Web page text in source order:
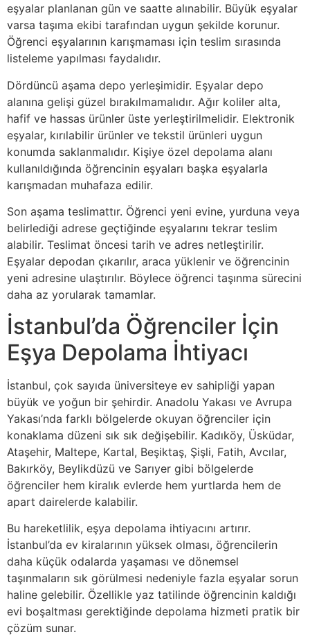
eşyalar planlanan gün ve saatte alınabilir. Büyük eşyalar
varsa taşıma ekibi tarafından uygun şekilde korunur.
Öğrenci eşyalarının karışmaması için teslim sırasında
listeleme yapılması faydalıdır.
Dördüncü aşama depo yerleşimidir. Eşyalar depo
alanına gelişi güzel bırakılmamalıdır. Ağır koliler alta,
hafif ve hassas ürünler üste yerleştirilmelidir. Elektronik
eşyalar, kırılabilir ürünler ve tekstil ürünleri uygun
konumda saklanmalıdır. Kişiye özel depolama alanı
kullanıldığında öğrencinin eşyaları başka eşyalarla
karışmadan muhafaza edilir.
Son aşama teslimattır. Öğrenci yeni evine, yurduna veya
belirlediği adrese geçtiğinde eşyalarını tekrar teslim
alabilir. Teslimat öncesi tarih ve adres netleştirilir.
Eşyalar depodan çıkarılır, araca yüklenir ve öğrencinin
yeni adresine ulaştırılır. Böylece öğrenci taşınma sürecini
daha az yorularak tamamlar.
İstanbul’da Öğrenciler İçin
Eşya Depolama İhtiyacı
İstanbul, çok sayıda üniversiteye ev sahipliği yapan
büyük ve yoğun bir şehirdir. Anadolu Yakası ve Avrupa
Yakası’nda farklı bölgelerde okuyan öğrenciler için
konaklama düzeni sık sık değişebilir. Kadıköy, Üsküdar,
Ataşehir, Maltepe, Kartal, Beşiktaş, Şişli, Fatih, Avcılar,
Bakırköy, Beylikdüzü ve Sarıyer gibi bölgelerde
öğrenciler hem kiralık evlerde hem yurtlarda hem de
apart dairelerde kalabilir.
Bu hareketlilik, eşya depolama ihtiyacını artırır.
İstanbul’da ev kiralarının yüksek olması, öğrencilerin
daha küçük odalarda yaşaması ve dönemsel
taşınmaların sık görülmesi nedeniyle fazla eşyalar sorun
haline gelebilir. Özellikle yaz tatilinde öğrencinin kaldığı
evi boşaltması gerektiğinde depolama hizmeti pratik bir
çözüm sunar.